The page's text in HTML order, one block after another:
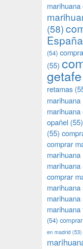
(58)
España
(54)
(55)
getafe
retamas
marihuana
opañel (55)
(55)
comprar
comprar
marihuana
(54)
en madrid (53)